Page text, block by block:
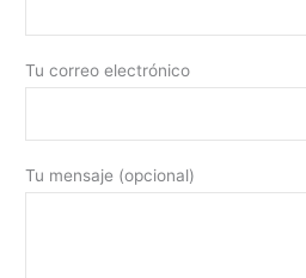
Tu correo electrónico
Tu mensaje (opcional)